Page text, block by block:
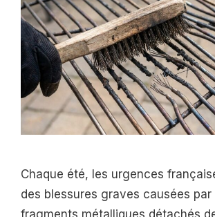
Chaque été, les urgences
des blessures graves causées par
fragments métalliques détachés